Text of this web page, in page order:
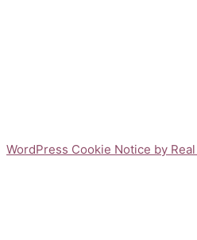
WordPress Cookie Notice by